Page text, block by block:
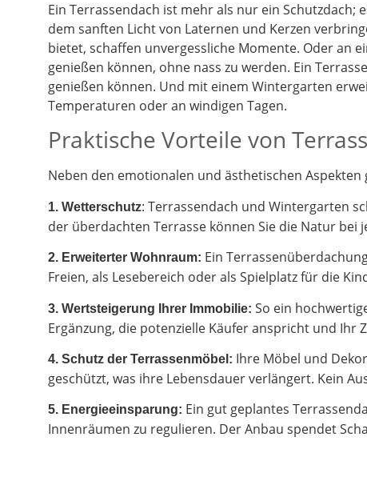
Ein Terrassendach ist mehr als nur ein Schutzdach;
dem sanften Licht von Laternen und Kerzen
bietet, schaffen unvergessliche Momente. Oder an
genießen können, ohne nass zu werden. Ein
genießen können. Und mit einem Wintergarten
Temperaturen oder an windigen Tagen.
Praktische Vorteile von
Neben den emotionalen und ästhetischen
1. Wetterschutz: Terrassendach und Wintergarten
der überdachten Terrasse können Sie die Natur bei
2. Erweiterter Wohnraum: Ein
Freien, als Lesebereich oder als Spielplatz für die
3. Wertsteigerung Ihrer Immobilie: So ein
Ergänzung, die potenzielle Käufer anspricht und Ihr
4. Schutz der Terrassenmöbel: Ihre Möbel und
geschützt, was ihre Lebensdauer verlängert. Kein
5. Energieeinsparung: Ein gut geplantes
Innenräumen zu regulieren. Der Anbau spendet